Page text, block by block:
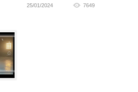
25/01/2024 7649